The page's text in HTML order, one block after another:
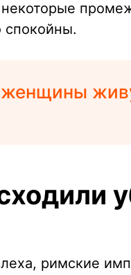
спокойны.
римские